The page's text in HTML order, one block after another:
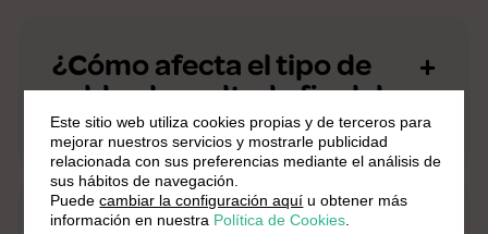
¿Cómo afecta el tipo de
caldo al resultado final de
un plato?
¿Qué tipos de sofrito se
Este sitio web utiliza cookies propias y de terceros para
mejorar nuestros servicios y mostrarle publicidad
relacionada con sus preferencias mediante el análisis de
sus hábitos de navegación.
Puedecambiar la configuración aquí u obtener más
información en nuestra Política de Cookies